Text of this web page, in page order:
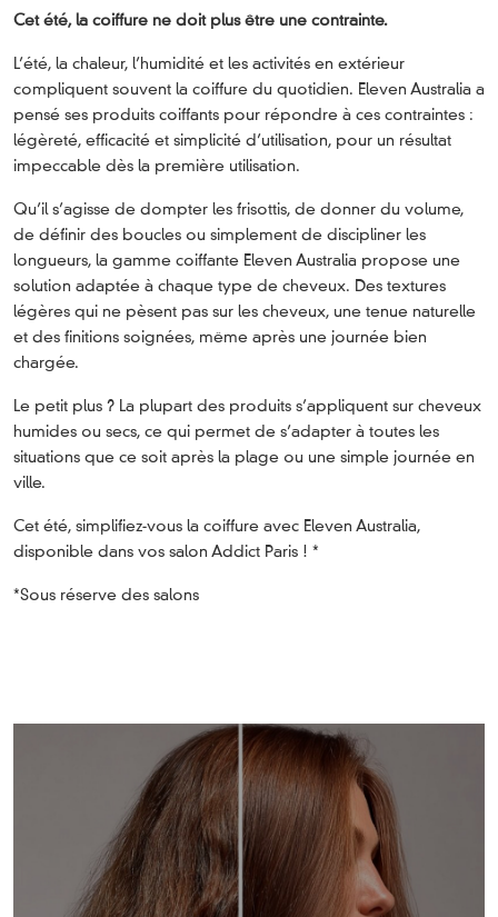
Cet été, la coiffure ne doit plus être une contrainte.
L’été, la chaleur, l’humidité et les activités en extérieur
compliquent souvent la coiffure du quotidien. Eleven Australia a
pensé ses produits coiffants pour répondre à ces contraintes :
légèreté, efficacité et simplicité d’utilisation, pour un résultat
impeccable dès la première utilisation.
Qu’il s’agisse de dompter les frisottis, de donner du volume,
de définir des boucles ou simplement de discipliner les
longueurs, la gamme coiffante Eleven Australia propose une
solution adaptée à chaque type de cheveux. Des textures
légères qui ne pèsent pas sur les cheveux, une tenue naturelle
et des finitions soignées, même après une journée bien
chargée.
Le petit plus ? La plupart des produits s’appliquent sur cheveux
humides ou secs, ce qui permet de s’adapter à toutes les
situations que ce soit après la plage ou une simple journée en
ville.
Cet été, simplifiez-vous la coiffure avec Eleven Australia,
disponible dans vos salon Addict Paris ! *
*Sous réserve des salons